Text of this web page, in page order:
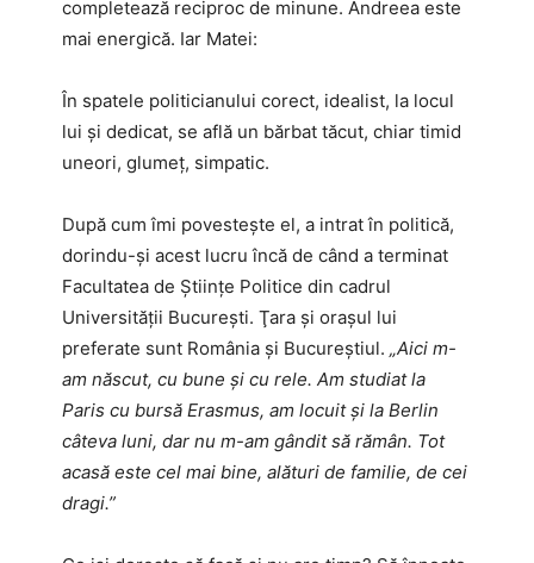
completează reciproc de minune. Andreea este
mai energică. Iar Matei:
În spatele politicianului corect, idealist, la locul
lui şi dedicat, se află un bărbat tăcut, chiar timid
uneori, glumeţ, simpatic.
După cum îmi povesteşte el, a intrat în politică,
dorindu-şi acest lucru încă de când a terminat
Facultatea de Ştiinţe Politice din cadrul
Universităţii Bucureşti. Ţara şi oraşul lui
preferate sunt România și Bucureștiul. „Aici m-
am născut, cu bune și cu rele. Am studiat la
Paris cu bursă Erasmus, am locuit și la Berlin
câteva luni, dar nu m-am gândit să rămân. Tot
acasă este cel mai bine, alături de familie, de cei
dragi.”